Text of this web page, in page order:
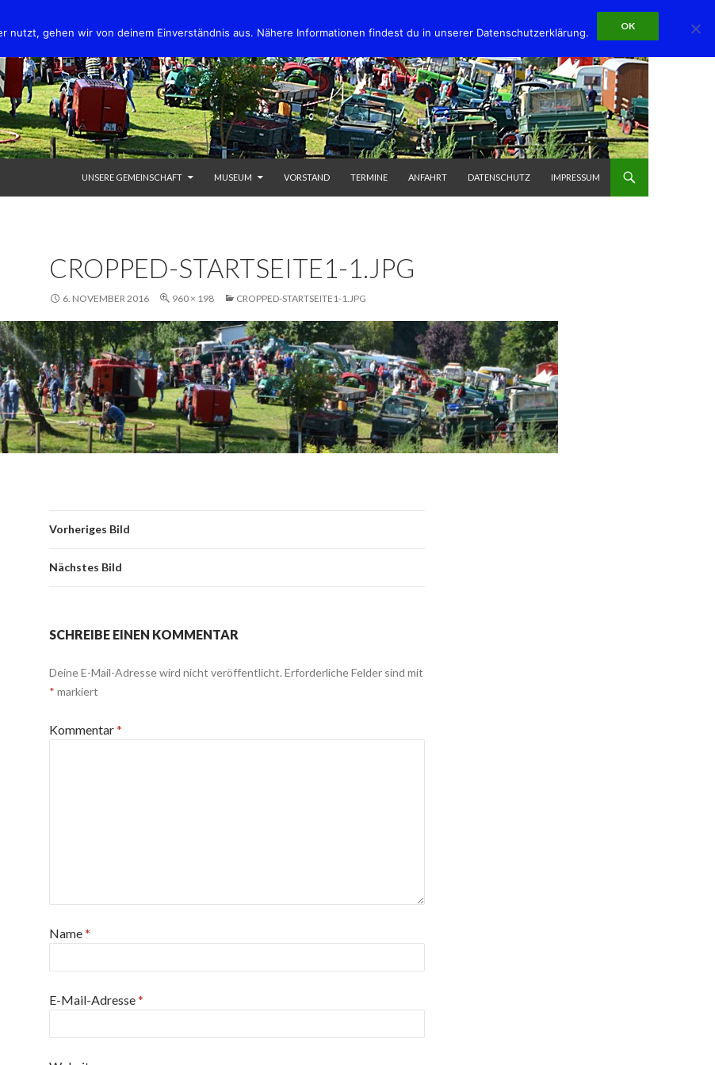
UNSERE GEMEINSCHAFT
MUSEUM VORSTAND TERMINE ANFAHRT DATENSCHUTZ IMPRESSUM
CROPPED-STARTSEITE1-1.JPG
6. NOVEMBER 2016 960 × 198 CROPPED-STARTSEITE1-1.JPG
Vorheriges Bild
Nächstes Bild
SCHREIBE EINEN KOMMENTAR
Deine E-Mail-Adresse wird nicht veröffentlicht. Erforderliche Felder sind mit
* markiert
Kommentar*
Name*
E-Mail-Adresse*
nutzt, gehen wir von deinem Einverständnis aus. Nähere Informationen findest du in unserer Datenschutzerklärung.
OK